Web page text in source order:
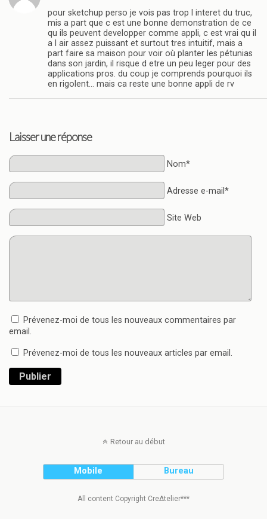
pour sketchup perso je vois pas trop l interet du truc,
mis a part que c est une bonne demonstration de ce
qu ils peuvent developper comme appli, c est vrai qu il
a l air assez puissant et surtout tres intuitif, mais a
part faire sa maison pour voir où planter les pétunias
dans son jardin, il risque d etre un peu leger pour des
applications pros. du coup je comprends pourquoi ils
en rigolent… mais ca reste une bonne appli de rv
Laisser une réponse
Nom*
Adresse e-mail*
Site Web
Prévenez-moi de tous les nouveaux commentaires par
email.
Prévenez-moi de tous les nouveaux articles par email.
Publier
Retour au début
Mobile Bureau
All content Copyright Cre∆telier***